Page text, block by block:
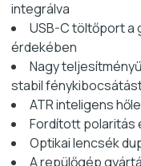
integrálva
USB-C töltőport a
érdekében
Nagy
stabil
ATR inteligens
Fordított polaritás
Optikai lencsék
A repülőgép